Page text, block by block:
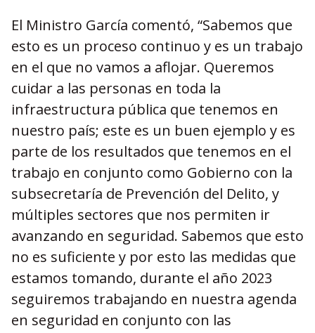
El Ministro García comentó, “Sabemos que
esto es un proceso continuo y es un trabajo
en el que no vamos a aflojar. Queremos
cuidar a las personas en toda la
infraestructura pública que tenemos en
nuestro país; este es un buen ejemplo y es
parte de los resultados que tenemos en el
trabajo en conjunto como Gobierno con la
subsecretaría de Prevención del Delito, y
múltiples sectores que nos permiten ir
avanzando en seguridad. Sabemos que esto
no es suficiente y por esto las medidas que
estamos tomando, durante el año 2023
seguiremos trabajando en nuestra agenda
en seguridad en conjunto con las